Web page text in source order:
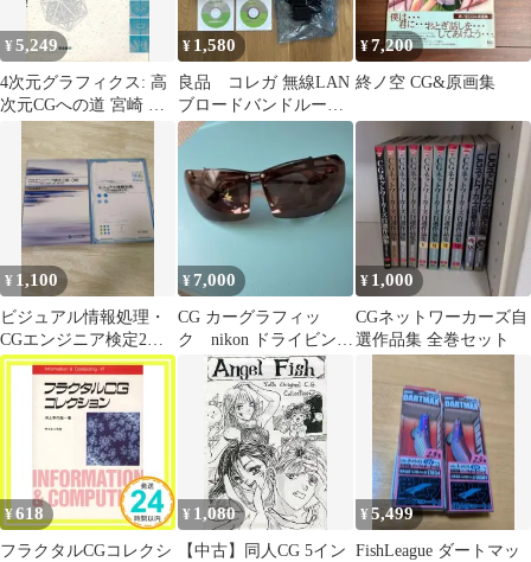
¥5,249
4次元グラフィクス: 高
次元CGへの道 宮崎 興
二; 石原 慶一
¥ 1,580
良品 コレガ 無線LAN
ブロードバンドルー
タ CG-WLBARGMH-P
外箱無
¥7,200
終ノ空 CG&原画集
¥ 1,100
ビジュアル情報処理・
CGエンジニア検定2級3
級 2冊セット
¥ 7,000
CG カーグラフィッ
ク nikon ドライビング
サングラス
¥ 1,000
CGネットワーカーズ自
選作品集 全巻セット
¥618
フラクタルCGコレクシ
¥ 1,080
【中古】同人CG 5イン
¥5,499
FishLeague ダートマッ